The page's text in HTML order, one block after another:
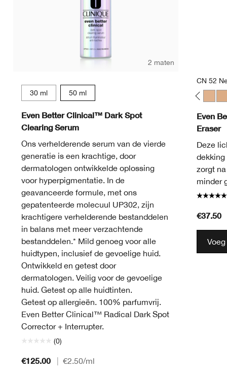
2 maten
30 ml 50 ml
Even Better Clinical™ Dark Spot
Clearing Serum
Ons verhelderende serum van de vierde
generatie is een krachtige, door
dermatologen ontwikkelde oplossing
voor hyperpigmentatie. In de
geavanceerde formule, met ons
gepatenteerde molecuul UP302, zijn
krachtigere verhelderende bestanddelen
in balans met meer verzachtende
bestanddelen.* Mild genoeg voor alle
huidtypen, inclusief de gevoelige huid.
Ontwikkeld en getest door
dermatologen. Veilig voor de gevoelige
huid. Getest op alle huidtinten.
Getest op allergieën. 100% parfumvrij.
Even Better Clinical™ Radical Dark Spot
Corrector + Interrupter.
(0)
€125.00 €2.50/ml
CN 52
Even
Eraser
Deze
zorgt
minder
€37.50